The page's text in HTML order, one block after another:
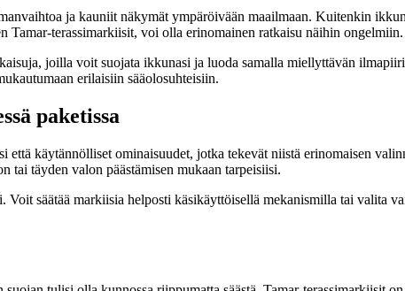
ja kauniit näkymät ympäröivään maailmaan. Kuitenkin
terassimarkiisit, voi olla erinomainen ratkaisu näihin ongelmiin.
joilla voit suojata ikkunasi ja luoda samalla miellyttävän
erilaisiin sääolosuhteisiin.
paketissa
käytännölliset ominaisuudet, jotka tekevät niistä erinomaisen
tai täyden valon päästämisen mukaan tarpeisiisi.
säätää markiisia helposti käsikäyttöisellä mekanismilla tai valita